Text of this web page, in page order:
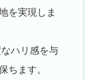
を実現しま
ハリ感を与
ちます。